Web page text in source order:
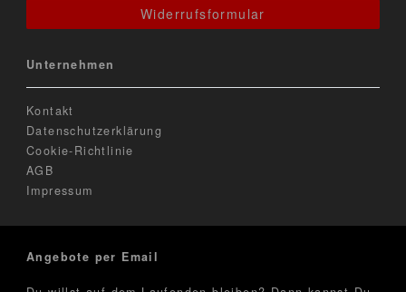
Widerrufsformular
Unternehmen
Kontakt
Datenschutzerklärung
Cookie-Richtlinie
AGB
Impressum
Angebote per Email